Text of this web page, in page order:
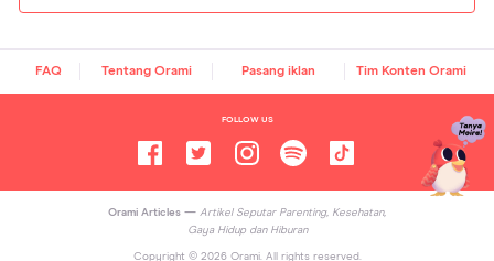
FAQ Tentang Orami Pasang iklan Tim Konten Orami
FOLLOW US
Orami Articles — Artikel Seputar Parenting, Kesehatan,
Gaya Hidup dan Hiburan
Copyright © 2026Orami. All rights reserved.